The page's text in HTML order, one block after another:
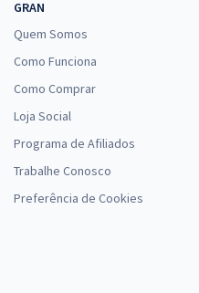
DER DF - Departamento de
DER DF - Departamento de
GRAN
Quem Somos
Como Funciona
Como Comprar
Loja Social
Programa de Afiliados
Trabalhe Conosco
Preferência de Cookies